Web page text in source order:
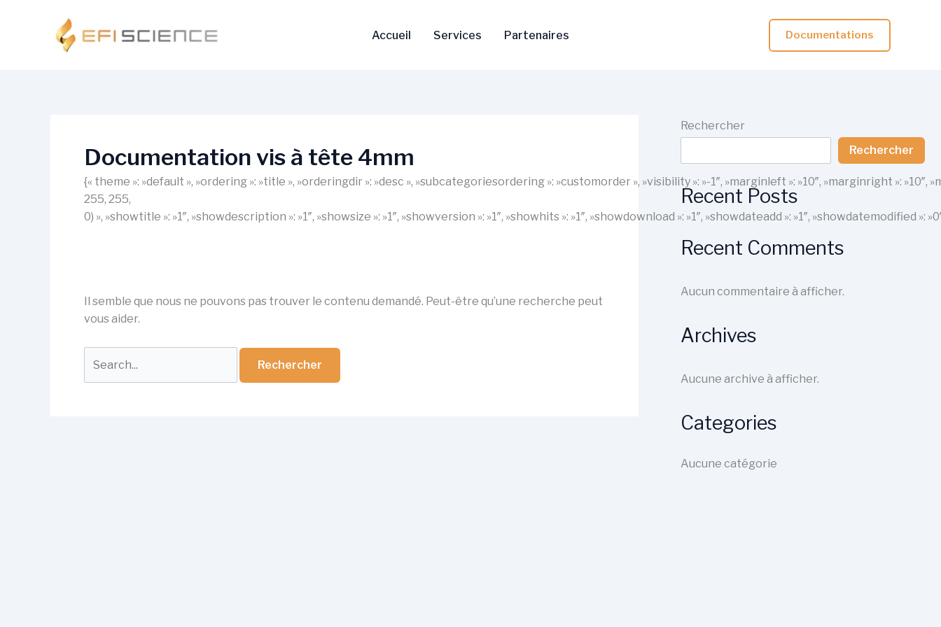
Accueil Services Partenaires Documentations
Documentation vis à tête 4mm
{« theme »: »default », »ordering »: »title », »orderingdir »: »desc », »subcategoriesordering »: »customorder », »visibility »: »-1″, »marginleft »: »10″, »marginright »:
255, 255,
0) », »showtitle »: »1″, »showdescription »: »1″, »showsize »: »1″, »showversion »: »1″, »showhits »: »1″, »showdownload »: »1″, »showdateadd »: »1″,
Il semble que nous ne pouvons pas trouver le contenu demandé. Peut-être qu’une recherche peut
vous aider.
Rechercher
Rechercher
Recent Posts
Recent Comments
Aucun commentaire à afficher.
Archives
Aucune archive à afficher.
Categories
Aucune catégorie